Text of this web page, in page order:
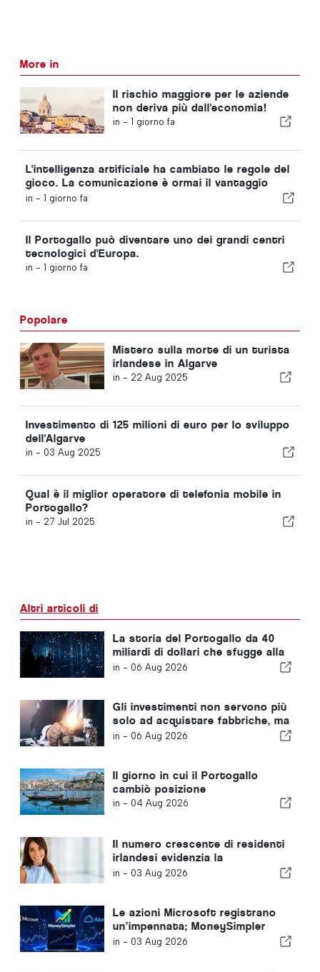
More in
Il rischio maggiore per le aziende
non deriva più dall'economia!
in - 1 giorno fa
L'intelligenza artificiale ha cambiato le regole del
gioco. La comunicazione è ormai il vantaggio
competitivo.
in - 1 giorno fa
Il Portogallo può diventare uno dei grandi centri
tecnologici d'Europa.
in - 1 giorno fa
Popolare
Mistero sulla morte di un turista
irlandese in Algarve
in - 22 Aug 2025
Investimento di 125 milioni di euro per lo sviluppo
dell'Algarve
in - 03 Aug 2025
Qual è il miglior operatore di telefonia mobile in
Portogallo?
in - 27 Jul 2025
Altri articoli di
La storia del Portogallo da 40
miliardi di dollari che sfugge alla
maggior parte degli investitori
in - 06 Aug 2026
Gli investimenti non servono più
solo ad acquistare fabbriche, ma
anche a acquisire conoscenze
in - 06 Aug 2026
Il giorno in cui il Portogallo
cambiò posizione
in - 04 Aug 2026
Il numero crescente di residenti
irlandesi evidenzia la
trasformazione dell’Algarve in
in - 03 Aug 2026
Le azioni Microsoft registrano
un’impennata; MoneySimpler
aiuta gli investitori a generare
in - 03 Aug 2026